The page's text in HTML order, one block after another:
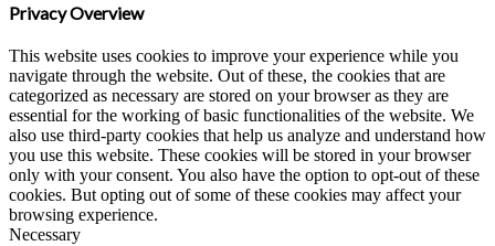
Privacy Overview
This website uses cookies to improve your experience while you
navigate through the website. Out of these, the cookies that are
categorized as necessary are stored on your browser as they are
essential for the working of basic functionalities of the website. We
also use third-party cookies that help us analyze and understand how
you use this website. These cookies will be stored in your browser
only with your consent. You also have the option to opt-out of these
cookies. But opting out of some of these cookies may affect your
browsing experience.
Necessary